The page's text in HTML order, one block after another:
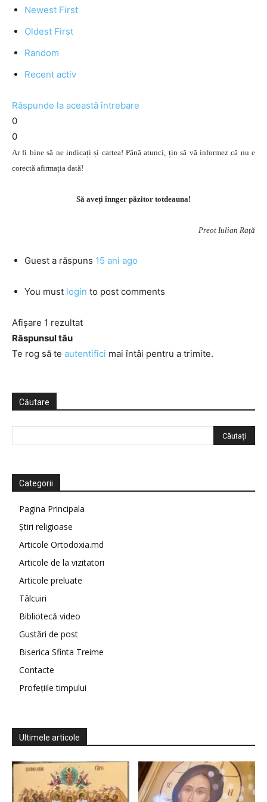
Newest First
Oldest First
Random
Recent activ
Răspunde la această întrebare
0
0
Ar fi bine să ne indicați și cartea! Până atunci, țin să vă informez că nu e
corectă afirmația dată!
Să aveți înnger păzitor totdeauna!
Preot Iulian Rață
Guest a răspuns 15 ani ago
You must login to post comments
Afișare 1 rezultat
Răspunsul tău
Te rog să te autentifici mai întâi pentru a trimite.
Căutare
Categorii
Pagina Principala
Știri religioase
Articole Ortodoxia.md
Articole de la vizitatori
Articole preluate
Tâlcuiri
Bibliotecă video
Gustări de post
Biserica Sfinta Treime
Contacte
Profețiile timpului
Ultimele articole